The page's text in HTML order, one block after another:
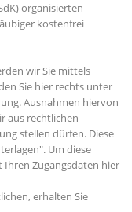
organisierten
kostenfrei
wir Sie mittels
Sie hier rechts unter
Ausnahmen hiervon
aus rechtlichen
stellen dürfen. Diese
Um diese
Ihren Zugangsdaten hier
erhalten Sie